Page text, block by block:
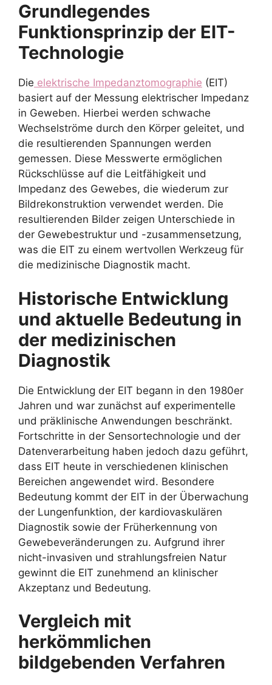
Grundlegendes
Funktionsprinzip der EIT-
Technologie
Die elektrische Impedanztomographie (EIT)
basiert auf der Messung elektrischer Impedanz
in Geweben. Hierbei werden schwache
Wechselströme durch den Körper geleitet, und
die resultierenden Spannungen werden
gemessen. Diese Messwerte ermöglichen
Rückschlüsse auf die Leitfähigkeit und
Impedanz des Gewebes, die wiederum zur
Bildrekonstruktion verwendet werden. Die
resultierenden Bilder zeigen Unterschiede in
der Gewebestruktur und -zusammensetzung,
was die EIT zu einem wertvollen Werkzeug für
die medizinische Diagnostik macht.
Historische Entwicklung
und aktuelle Bedeutung in
der medizinischen
Diagnostik
Die Entwicklung der EIT begann in den 1980er
Jahren und war zunächst auf experimentelle
und präklinische Anwendungen beschränkt.
Fortschritte in der Sensortechnologie und der
Datenverarbeitung haben jedoch dazu geführt,
dass EIT heute in verschiedenen klinischen
Bereichen angewendet wird. Besondere
Bedeutung kommt der EIT in der Überwachung
der Lungenfunktion, der kardiovaskulären
Diagnostik sowie der Früherkennung von
Gewebeveränderungen zu. Aufgrund ihrer
nicht-invasiven und strahlungsfreien Natur
gewinnt die EIT zunehmend an klinischer
Akzeptanz und Bedeutung.
Vergleich mit
herkömmlichen
bildgebenden Verfahren